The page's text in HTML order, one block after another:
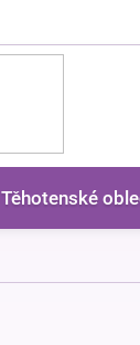
Těhotenské